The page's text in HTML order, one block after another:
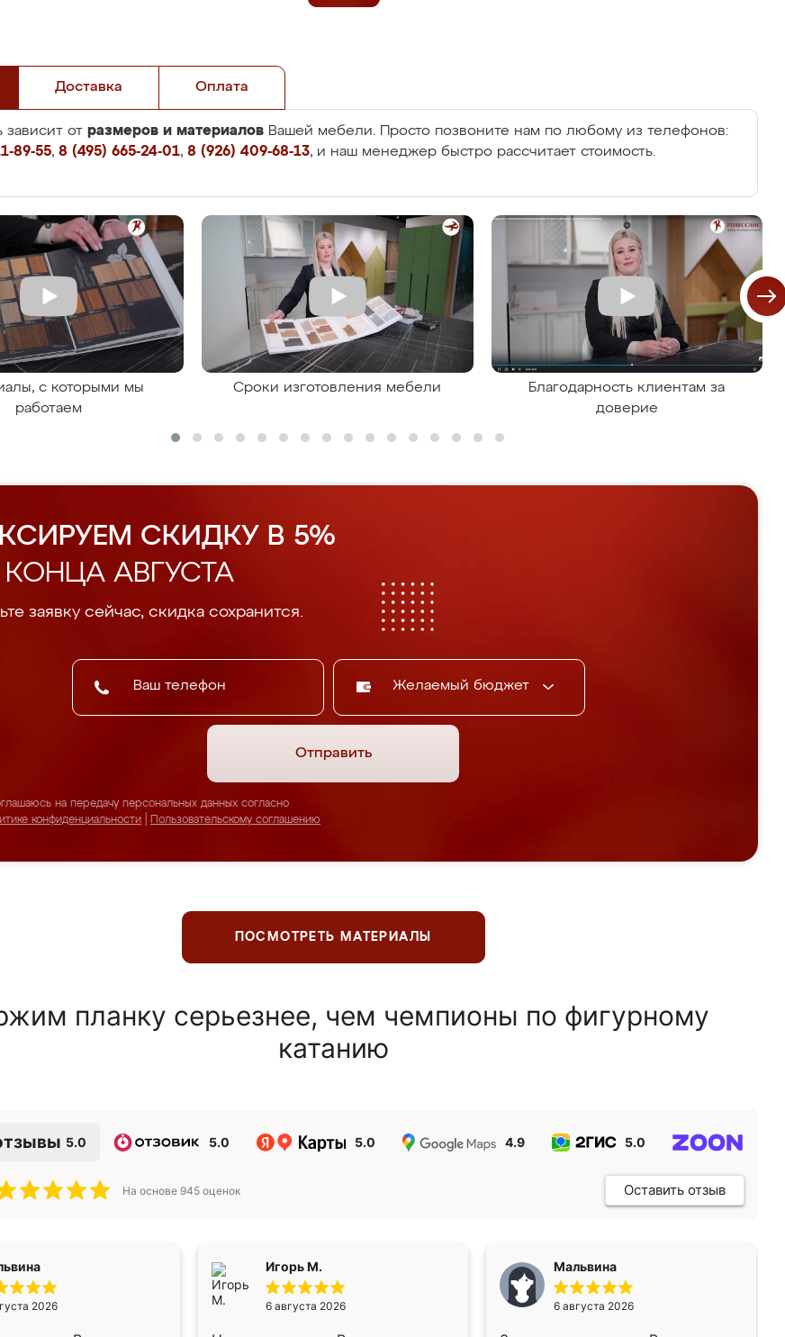
Доставка Оплата
зависит от размеров и материалов Вашей мебели. Просто позвоните нам по любому из телефонов:
89-55, 8 (495) 665-24-01, 8 (926) 409-68-13, и наш менеджер быстро рассчитает стоимость.
с которыми мы
работаем
Сроки изготовления мебели
Благодарность клиентам за
доверие
СКИДКУ В 5%
АВГУСТА
заявку сейчас, скидка сохранится.
Желаемый бюджет
Отправить
на передачу персональных данных согласно
конфиденциальности
Пользовательскому соглашению
ПОСМОТРЕТЬ МАТЕРИАЛЫ
планку серьезнее, чем чемпионы по фигурному
катанию
5.0 5.0 5.0 4.9 5.0
На основе 945 оценок Оставить отзыв
2026
Игорь М.
6 августа 2026
Мальвина
6 августа 2026